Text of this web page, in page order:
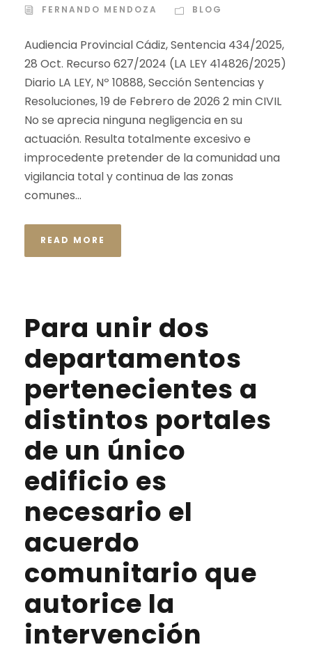
FERNANDO MENDOZA
BLOG
Audiencia Provincial Cádiz, Sentencia 434/2025,
28 Oct. Recurso 627/2024 (LA LEY 414826/2025)
Diario LA LEY, Nº 10888, Sección Sentencias y
Resoluciones, 19 de Febrero de 2026 2 min CIVIL
No se aprecia ninguna negligencia en su
actuación. Resulta totalmente excesivo e
improcedente pretender de la comunidad una
vigilancia total y continua de las zonas
comunes...
READ MORE
Para unir dos
departamentos
pertenecientes a
distintos portales
de un único
edificio es
necesario el
acuerdo
comunitario que
autorice la
intervención